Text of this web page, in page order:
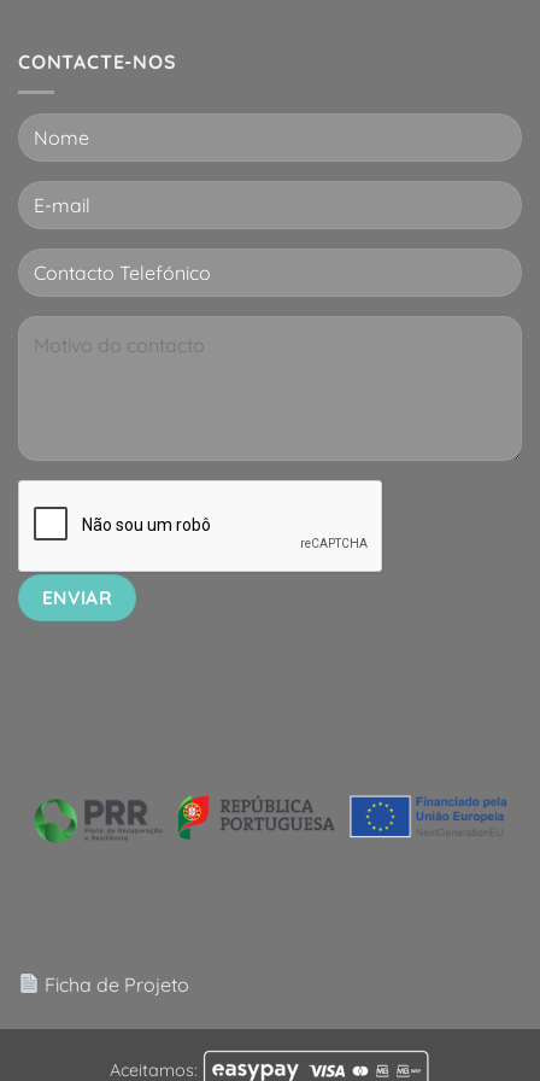
CONTACTE-NOS
Ficha de Projeto
Aceitamos: